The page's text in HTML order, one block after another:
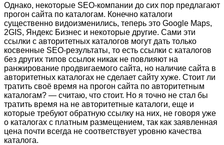
Однако, некоторые SEO-компании до сих пор предлагают
прогон сайта по каталогам. Конечно каталоги
существенно видоизменились, теперь это Google Maps,
2GIS, Яндекс Бизнес и некоторые другие. Сами эти
ссылки с авторитетных каталогов могут дать только
косвенные SEO-результаты, то есть ссылки с каталогов
без других типов ссылок никак не повлияют на
ранжирование продвигаемого сайта, но наличие сайта в
авторитетных каталогах не сделает сайту хуже. Стоит ли
тратить своё время на прогон сайта по авторитетным
каталогам? — считаю, что стоит. Но я точно не стал бы
тратить время на не авторитетные каталоги, еще и
которые требуют обратную ссылку на них, не говоря уже
о каталогах с платным размещением, так как заявленная
цена почти всегда не соответствует уровню качества
каталога.